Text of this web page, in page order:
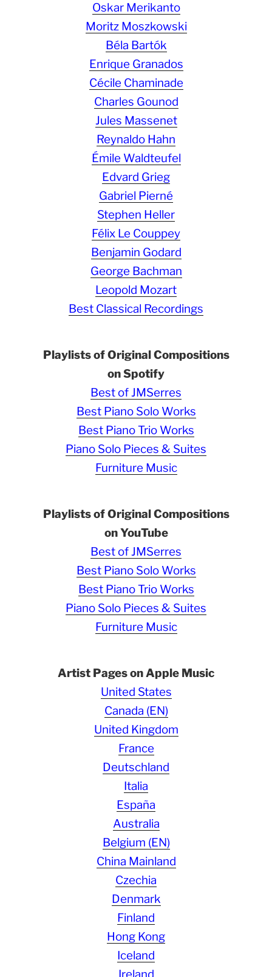
Oskar Merikanto
Moritz Moszkowski
Béla Bartók
Enrique Granados
Cécile Chaminade
Charles Gounod
Jules Massenet
Reynaldo Hahn
Émile Waldteufel
Edvard Grieg
Gabriel Pierné
Stephen Heller
Félix Le Couppey
Benjamin Godard
George Bachman
Leopold Mozart
Best Classical Recordings
Playlists of Original Compositions
on Spotify
Best of JMSerres
Best Piano Solo Works
Best Piano Trio Works
Piano Solo Pieces & Suites
Furniture Music
Playlists of Original Compositions
on YouTube
Best of JMSerres
Best Piano Solo Works
Best Piano Trio Works
Piano Solo Pieces & Suites
Furniture Music
Artist Pages on Apple Music
United States
Canada (EN)
United Kingdom
France
Deutschland
Italia
España
Australia
Belgium (EN)
China Mainland
Czechia
Denmark
Finland
Hong Kong
Iceland